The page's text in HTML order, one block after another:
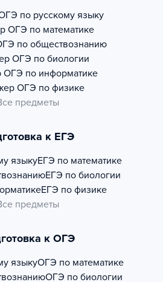
по русскому языку
ОГЭ по математике
по обществознанию
ОГЭ по биологии
ОГЭ по информатике
ОГЭ по физике
предметы
к ЕГЭ
языкуЕГЭ по математике
ЕГЭ по биологии
ЕГЭ по физике
предметы
к ОГЭ
языкуОГЭ по математике
ОГЭ по биологии